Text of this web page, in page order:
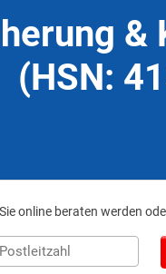
&
(HSN:
online beraten werden